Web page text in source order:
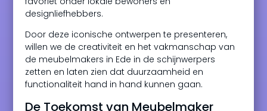
designliefhebbers.
Door deze iconische ontwerpen te presenteren,
willen we de creativiteit en het vakmanschap van
de meubelmakers in Ede in de schijnwerpers
zetten en laten zien dat duurzaamheid en
functionaliteit hand in hand kunnen gaan.
De Toekomst van Meubelmaker